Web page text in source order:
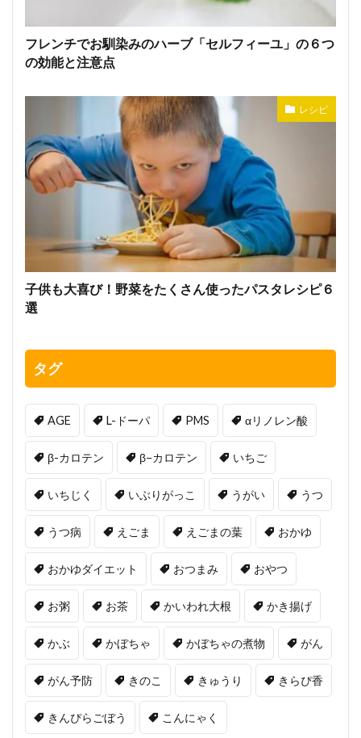
フレンチでお馴染みのハーブ「セルフィーユ」の６つ
の効能と注意点
レシピ
子供も大喜び！野菜をたくさん使ったパスタレシピ６
選
タグ
AGE L-ドーパ PMS αリノレン酸
β-カロテン β−カロテン いちご
いちじく いぶりがっこ うがい うつ
うつ病 えごま えごまの葉 おかゆ
おかゆダイエット おつまみ おやつ
お粥 お茶 かいわれ大根 かき揚げ
かぶ かぼちゃ かぼちゃの煮物 がん
がん予防 きのこ きゅうり きらぴ香
きんぴらごぼう こんにゃく